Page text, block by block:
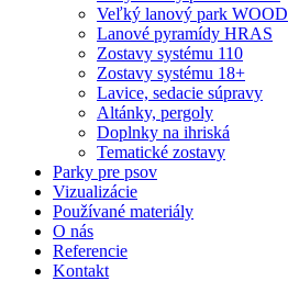
Veľký lanový park WOOD
Lanové pyramídy HRAS
Zostavy systému 110
Zostavy systému 18+
Lavice, sedacie súpravy
Altánky, pergoly
Doplnky na ihriská
Tematické zostavy
Parky pre psov
Vizualizácie
Používané materiály
O nás
Referencie
Kontakt